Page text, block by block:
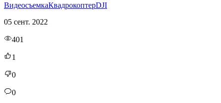
ВидеосъемкаКвадрокоптерDJI
05 сент. 2022
401
1
0
0